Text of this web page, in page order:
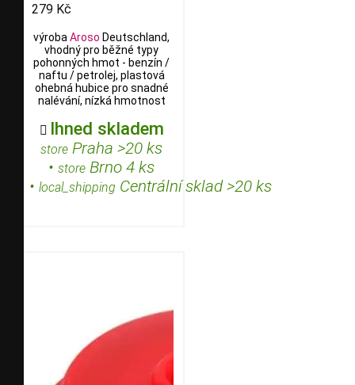
279 Kč
výroba Aroso Deutschland,
vhodný pro běžné typy
pohonných hmot - benzín /
naftu / petrolej, plastová
ohebná hubice pro snadné
nalévání, nízká hmotnost
 Ihned skladem
store Praha >20 ks
• store Brno 4 ks
• local_shipping Centrální sklad >20 ks